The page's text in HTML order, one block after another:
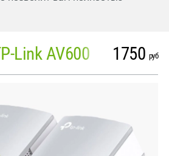
Link AV600 1750 руб